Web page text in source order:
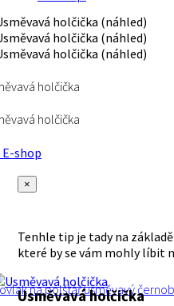
holčička
holčička
shop
×
Tenhle tip je tady na
které by se vám mohly líbit
na polštářusměvavý
Usměvavá holčička